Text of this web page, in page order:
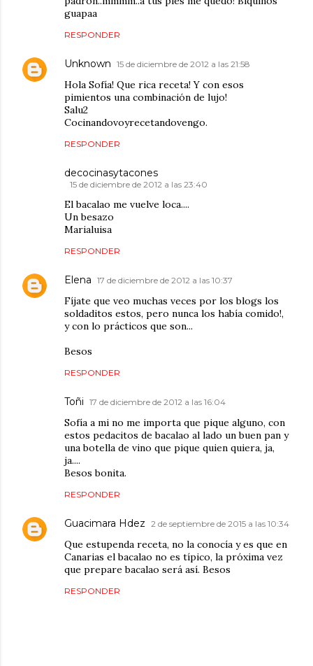
guapaa
RESPONDER
Unknown 15 de diciembre de 2012 a las 21:58
Hola Sofía! Que rica receta! Y con esos
pimientos una combinación de lujo!
Salu2
Cocinandovoyrecetandovengo.
RESPONDER
decocinasytacones
15 de diciembre de 2012 a las 23:40
El bacalao me vuelve loca....
Un besazo
Marialuisa
RESPONDER
Elena 17 de diciembre de 2012 a las 10:37
Fíjate que veo muchas veces por los blogs los
soldaditos estos, pero nunca los había comido!,
y con lo prácticos que son...
Besos
RESPONDER
Toñi 17 de diciembre de 2012 a las 16:04
Sofía a mi no me importa que pique alguno, con
estos pedacitos de bacalao al lado un buen pan y
una botella de vino que pique quien quiera, ja,
ja....
Besos bonita.
RESPONDER
Guacimara Hdez 2 de septiembre de 2015 a las 10:34
Que estupenda receta, no la conocía y es que en
Canarias el bacalao no es típico, la próxima vez
que prepare bacalao será así. Besos
RESPONDER